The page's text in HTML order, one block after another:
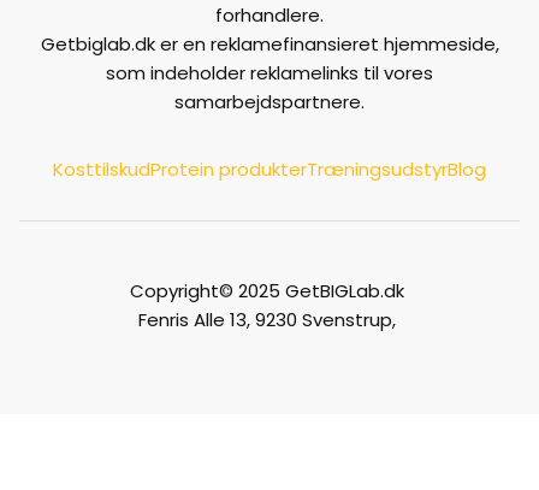
forhandlere.
Getbiglab.dk er en reklamefinansieret hjemmeside,
som indeholder reklamelinks til vores
samarbejdspartnere.
KosttilskudProtein produkterTræningsudstyrBlog
Copyright© 2025 GetBIGLab.dk
Fenris Alle 13, 9230 Svenstrup,